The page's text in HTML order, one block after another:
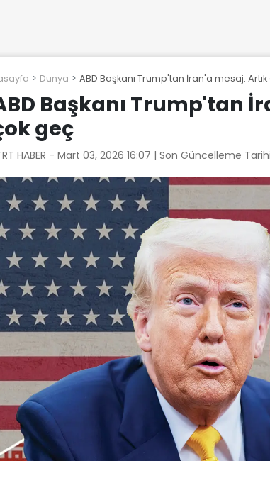
Dunya ABD Başkanı Trump'tan İran'a mesaj:
Başkanı Trump'tan
geç
HABER - Mart 03, 2026 16:07 | Son Güncelleme